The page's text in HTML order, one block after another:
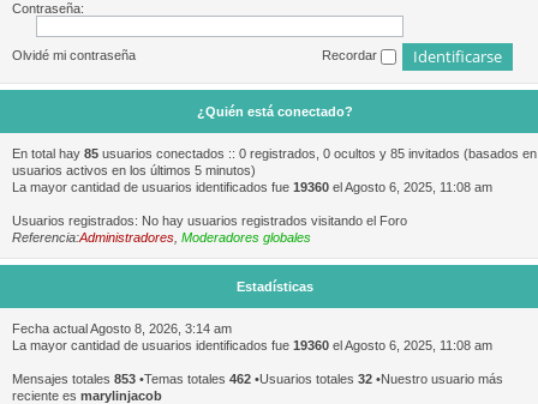
Contraseña:
Olvidé mi contraseña Recordar
¿Quién está conectado?
En total hay 85 usuarios conectados :: 0 registrados, 0 ocultos y 85 invitados (basados en
usuarios activos en los últimos 5 minutos)
La mayor cantidad de usuarios identificados fue 19360 el Agosto 6, 2025, 11:08 am
Usuarios registrados: No hay usuarios registrados visitando el Foro
Referencia:Administradores Moderadores globales
Estadísticas
Fecha actual Agosto 8, 2026, 3:14 am
La mayor cantidad de usuarios identificados fue 19360 el Agosto 6, 2025, 11:08 am
Mensajes totales 853 •Temas totales 462 •Usuarios totales 32 •Nuestro usuario más
reciente es marylinjacob